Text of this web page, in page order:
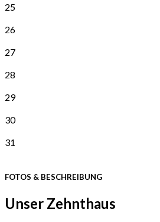
25
26
27
28
29
30
31
FOTOS & BESCHREIBUNG
Unser Zehnthaus